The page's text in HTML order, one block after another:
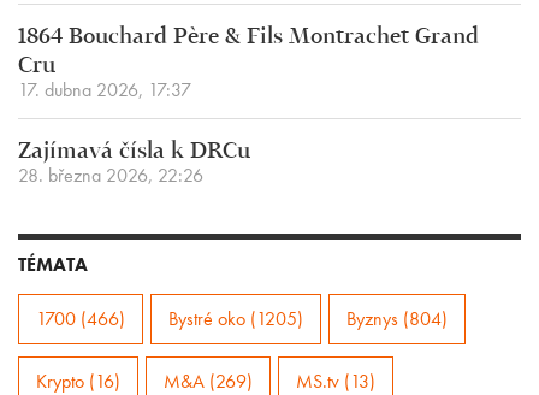
1864 Bouchard Père & Fils Montrachet Grand
Cru
17. dubna 2026, 17:37
Zajímavá čísla k DRCu
28. března 2026, 22:26
TÉMATA
1700 (466) Bystré oko (1205) Byznys (804)
Krypto (16) M&A (269) MS.tv (13)